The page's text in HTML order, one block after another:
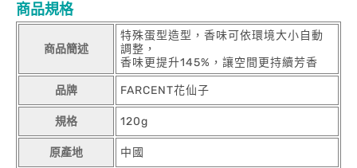
商品規格
商品簡述
特殊蛋型造型，香味可依環境大小自動
調整，
香味更提升145%，讓空間更持續芳香
品牌 FARCENT花仙子
規格 120g
原產地 中國